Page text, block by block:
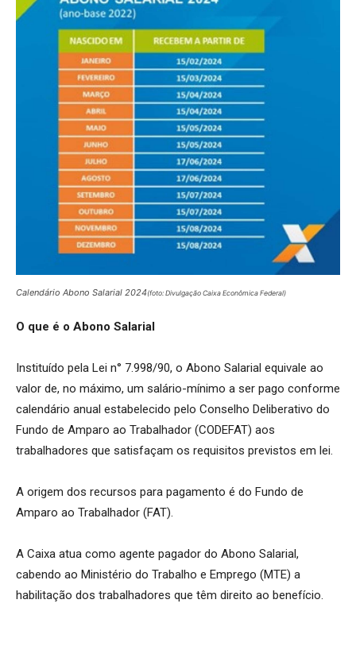
Calendário Abono Salarial 2024(foto: Divulgação Caixa Econômica Federal)
O que é o Abono Salarial
Instituído pela Lei n° 7.998/90, o Abono Salarial equivale ao
valor de, no máximo, um salário-mínimo a ser pago conforme
calendário anual estabelecido pelo Conselho Deliberativo do
Fundo de Amparo ao Trabalhador (CODEFAT) aos
trabalhadores que satisfaçam os requisitos previstos em lei.
A origem dos recursos para pagamento é do Fundo de
Amparo ao Trabalhador (FAT).
A Caixa atua como agente pagador do Abono Salarial,
cabendo ao Ministério do Trabalho e Emprego (MTE) a
habilitação dos trabalhadores que têm direito ao benefício.